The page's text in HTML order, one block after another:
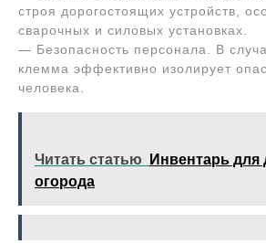
строя дорогостоящих устройств,
сварочных и силовых установках.
— Безопасность персонала. В
клемма эффективно изолирует
человека.
Читать статью
Инвентарь для
огорода